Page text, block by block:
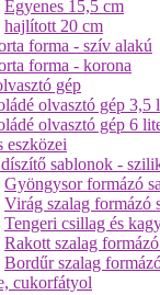
Egyenes 15,5 cm
hajlított 20 cm
forma - szív alakú
forma - korona
gép
olvasztó gép 3,5
olvasztó gép 6
eszközei
sablonok -
Gyöngysor formázó
Virág szalag formázó
Tengeri csillag és
Rakott szalag
Bordűr szalag
cukorfátyol